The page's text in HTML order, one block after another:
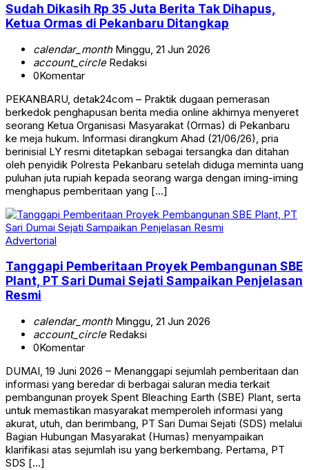
Sudah Dikasih Rp 35 Juta Berita Tak Dihapus,
Ketua Ormas di Pekanbaru Ditangkap
calendar_monthMinggu, 21 Jun 2026
account_circleRedaksi
0Komentar
PEKANBARU, detak24com – Praktik dugaan pemerasan
berkedok penghapusan berita media online akhirnya menyeret
seorang Ketua Organisasi Masyarakat (Ormas) di Pekanbaru
ke meja hukum. Informasi dirangkum Ahad (21/06/26), pria
berinisial LY resmi ditetapkan sebagai tersangka dan ditahan
oleh penyidik Polresta Pekanbaru setelah diduga meminta uang
puluhan juta rupiah kepada seorang warga dengan iming-iming
menghapus pemberitaan yang […]
Advertorial
Tanggapi Pemberitaan Proyek Pembangunan SBE
Plant, PT Sari Dumai Sejati Sampaikan Penjelasan
Resmi
calendar_monthMinggu, 21 Jun 2026
account_circleRedaksi
0Komentar
DUMAI, 19 Juni 2026 – Menanggapi sejumlah pemberitaan dan
informasi yang beredar di berbagai saluran media terkait
pembangunan proyek Spent Bleaching Earth (SBE) Plant, serta
untuk memastikan masyarakat memperoleh informasi yang
akurat, utuh, dan berimbang, PT Sari Dumai Sejati (SDS) melalui
Bagian Hubungan Masyarakat (Humas) menyampaikan
klarifikasi atas sejumlah isu yang berkembang. Pertama, PT
SDS […]